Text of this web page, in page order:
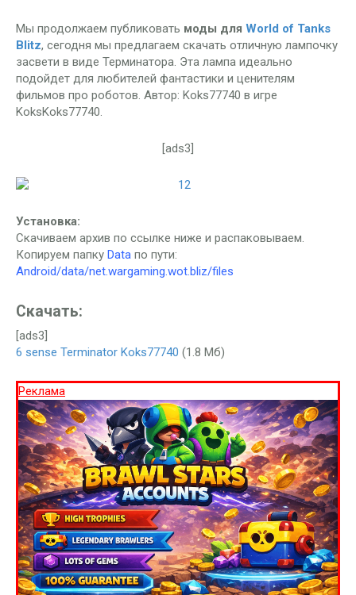
Мы продолжаем публиковать моды для World of Tanks
Blitz, сегодня мы предлагаем скачать отличную лампочку
засвети в виде Терминатора. Эта лампа идеально
подойдет для любителей фантастики и ценителям
фильмов про роботов. Автор: Koks77740 в игре
KoksKoks77740.
[ads3]
Установка:
Скачиваем архив по ссылке ниже и распаковываем.
Копируем папку Data по пути:
Android/data/net.wargaming.wot.bliz/files
Скачать:
[ads3]
6 sense Terminator Koks77740 (1.8 Мб)
Реклама